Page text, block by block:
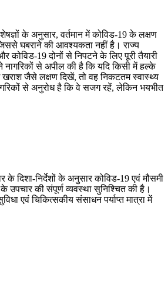
के अनुसार, वर्तमान में कोविड-19 के लक्षण
घबराने की आवश्यकता नहीं है। राज्य
कोविड-19 दोनों से निपटने के लिए पूरी तैयारी
नागरिकों से अपील की है कि यदि किसी में हल्के
खराश जैसे लक्षण दिखें, तो वह निकटतम स्वास्थ्य
से अनुरोध है कि वे सजग रहें, लेकिन भयभीत
के दिशा-निर्देशों के अनुसार कोविड-19 एवं मौसमी
के उपचार की संपूर्ण व्यवस्था सुनिश्चित की है।
एवं चिकित्सकीय संसाधन पर्याप्त मात्रा में